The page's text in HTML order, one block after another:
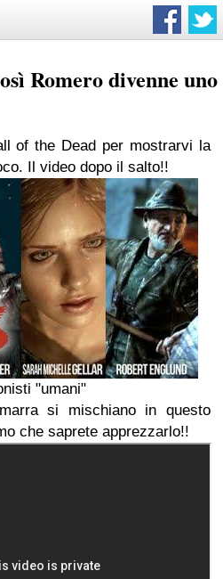
Romero divenne uno
of the Dead per mostrarvi la
Il video dopo il salto!!
"umani"
si mischiano in questo
che saprete apprezzarlo!!